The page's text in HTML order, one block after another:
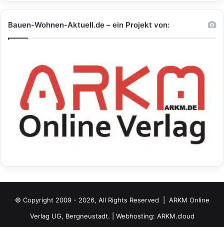
Bauen-Wohnen-Aktuell.de – ein Projekt von:
© Copyright 2009 - 2026, All Rights Reserved | ARKM Online
Verlag UG, Bergneustadt. | Webhosting: ARKM.cloud